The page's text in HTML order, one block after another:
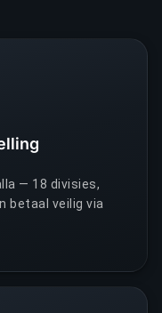
— 18 divisies,
betaal veilig via